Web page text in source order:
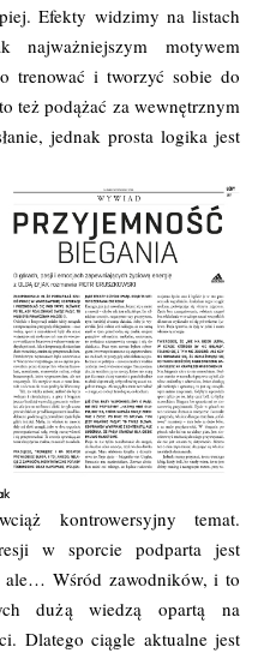
Efekty widzimy na listach
motywem
trenować i tworzyć sobie do
też podążać za wewnętrznym
jednak prosta logika jest
kontrowersyjny temat.
w sporcie podparta jest
ale… Wśród zawodników, i to
dużą wiedzą opartą na
Dlatego ciągle aktualne jest